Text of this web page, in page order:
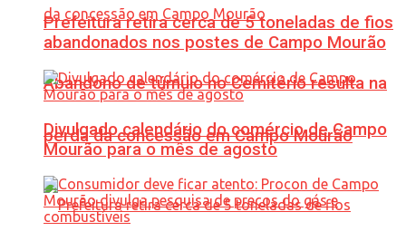
Abandono de túmulo no Cemitério resulta na
perda da concessão em Campo Mourão
Prefeitura retira cerca de 5 toneladas de fios
abandonados nos postes de Campo Mourão
Divulgado calendário do comércio de Campo
Mourão para o mês de agosto